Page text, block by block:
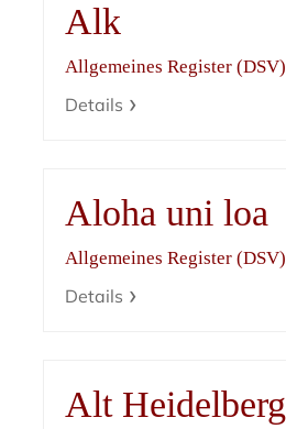
Alk
Allgemeines Register (DSV)
Details
Aloha uni loa
Allgemeines Register (DSV)
Details
Alt Heidelberg